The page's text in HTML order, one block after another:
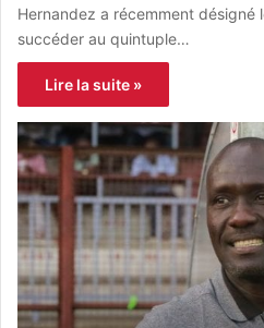
Hernandez a récemment désigné
succéder au quintuple…
Lire la suite »